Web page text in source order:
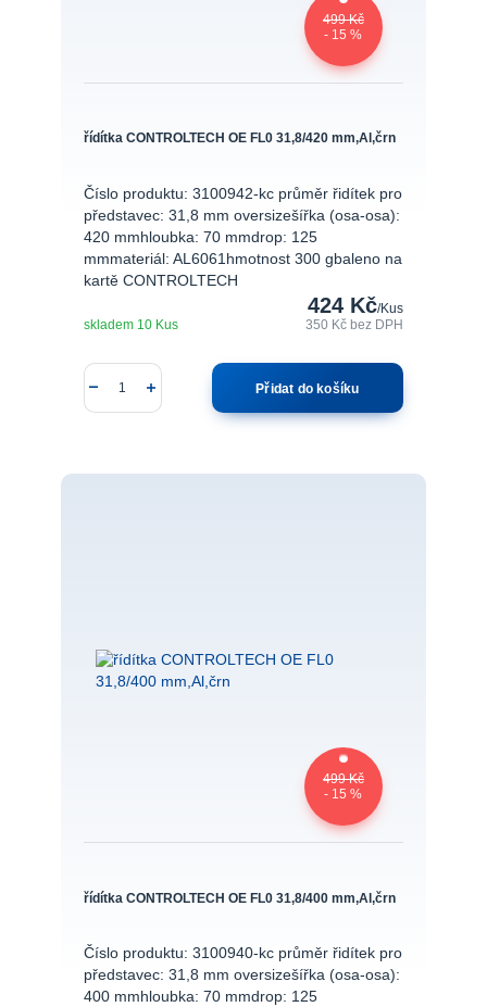
499 Kč
- 15 %
řídítka CONTROLTECH OE FL0 31,8/420 mm,Al,črn
Číslo produktu: 3100942-kc průměr řidítek pro
představec: 31,8 mm oversizešířka (osa-osa):
420 mmhloubka: 70 mmdrop: 125
mmmateriál: AL6061hmotnost 300 gbaleno na
kartě CONTROLTECH
424 Kč/Kus
350 Kčbez DPH
skladem 10 Kus
Přidat do košíku
499 Kč
- 15 %
řídítka CONTROLTECH OE FL0 31,8/400 mm,Al,črn
Číslo produktu: 3100940-kc průměr řidítek pro
představec: 31,8 mm oversizešířka (osa-osa):
400 mmhloubka: 70 mmdrop: 125